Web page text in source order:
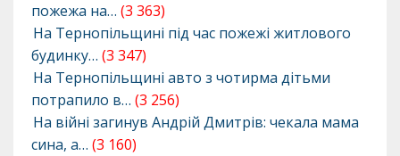
пожежа на… (3 363)
На Тернопільщині під час пожежі житлового
будинку… (3 347)
На Тернопільщині авто з чотирма дітьми
потрапило в… (3 256)
На війні загинув Андрій Дмитрів: чекала мама
сина, а… (3 160)